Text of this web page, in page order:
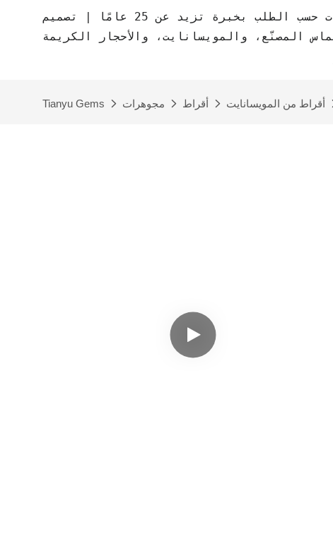
مصنع مجوهرات حسب الطلب بخبرة تزيد عن 25 عامًا | تصميم CAD مجاني | مجوهرات
المصنّع، والمويسانايت، والأحجار الكريمة
Tianyu Gems مجوهرات أقراط أقراط من المويسانايت